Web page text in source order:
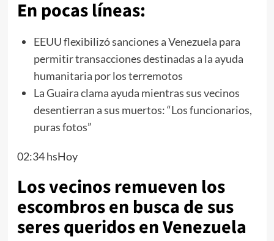
En pocas líneas:
EEUU flexibilizó sanciones a Venezuela para
permitir transacciones destinadas a la ayuda
humanitaria por los terremotos
La Guaira clama ayuda mientras sus vecinos
desentierran a sus muertos: “Los funcionarios,
puras fotos”
02:34 hsHoy
Los vecinos remueven los
escombros en busca de sus
seres queridos en Venezuela